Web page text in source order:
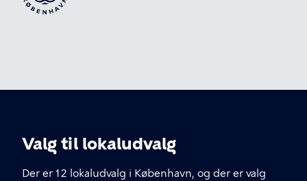
Valg til lokaludvalg
Der er 12 lokaludvalg i København, og der er valg